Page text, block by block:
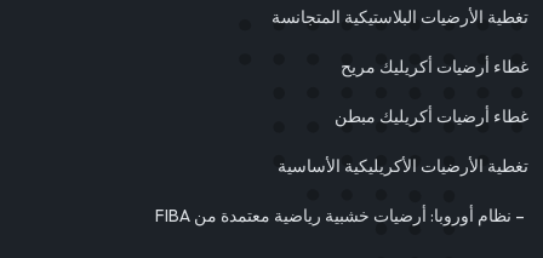
تغطية الأرضيات البلاستيكية المتجانسة
غطاء أرضيات أكريليك مريح
غطاء أرضيات أكريليك مبطن
تغطية الأرضيات الأكريليكية الأساسية
– نظام أوروبا: أرضيات خشبية رياضية معتمدة من FIBA